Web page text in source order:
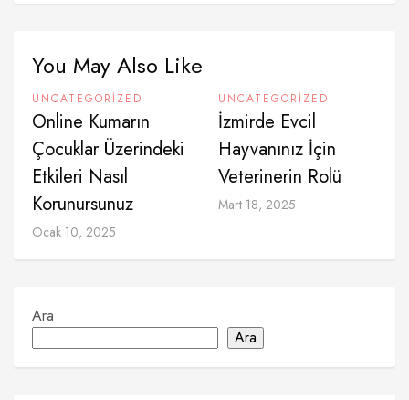
You May Also Like
UNCATEGORIZED
Online Kumarın
Çocuklar Üzerindeki
Etkileri Nasıl
Korunursunuz
Ocak 10, 2025
UNCATEGORIZED
İzmirde Evcil
Hayvanınız İçin
Veterinerin Rolü
Mart 18, 2025
Ara
Ara